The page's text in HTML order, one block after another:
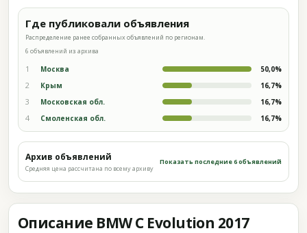
Где публиковали объявления
Распределение ранее собранных объявлений по регионам.
6 объявлений из архива
1 Москва 50,0%
2 Крым 16,7%
3 Московская обл. 16,7%
4 Смоленская обл. 16,7%
Архив объявлений
Средняя цена рассчитана по всему архиву
Показать последние 6 объявлений
Описание BMW C Evolution 2017